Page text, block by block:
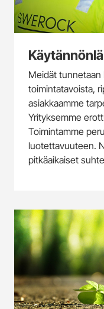
Meidät
toimintatavoista,
asiakkaamme
Yrityksemme
Toimintamme
luotettavuuteen.
pitkäaikaiset